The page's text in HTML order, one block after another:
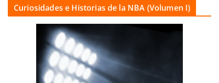
Curiosidades e Historias de la NBA (Volumen I)